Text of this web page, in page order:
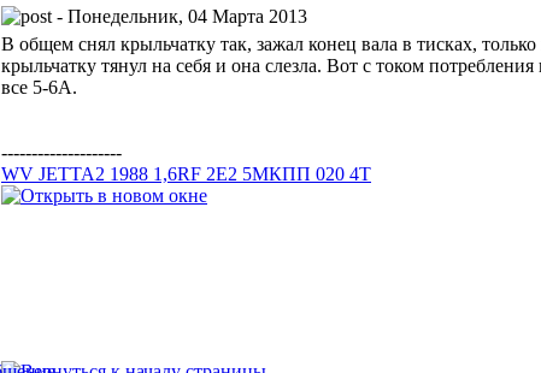
- Понедельник, 04 Марта 2013
В общем снял крыльчатку так, зажал конец вала в тисках,
крыльчатку тянул на себя и она слезла. Вот с током
все 5-6А.
--------------------
WV JETTA2 1988 1,6RF 2E2 5МКПП 020 4T